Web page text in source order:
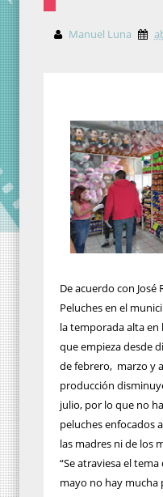
Manuel Luna
De acuerdo con José
Peluches en el
la temporada alta
que empieza desde
de febrero, marzo y
producción
julio, por lo que no
peluches enfocados
las madres ni de los
“Se atraviesa el
mayo no hay mucha